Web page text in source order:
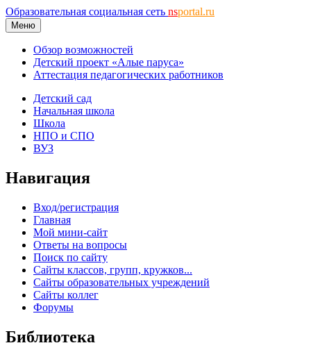
Образовательная социальная сеть nsportal.ru
Меню
Обзор возможностей
Детский проект «Алые паруса»
Аттестация педагогических работников
Детский сад
Начальная школа
Школа
НПО и СПО
ВУЗ
Навигация
Вход/регистрация
Главная
Мой мини-сайт
Ответы на вопросы
Поиск по сайту
Сайты классов, групп, кружков...
Сайты образовательных учреждений
Сайты коллег
Форумы
Библиотека